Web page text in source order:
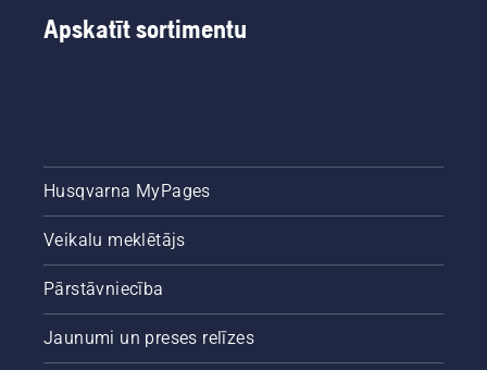
Apskatīt sortimentu
Husqvarna MyPages
Veikalu meklētājs
Pārstāvniecība
Jaunumi un preses relīzes